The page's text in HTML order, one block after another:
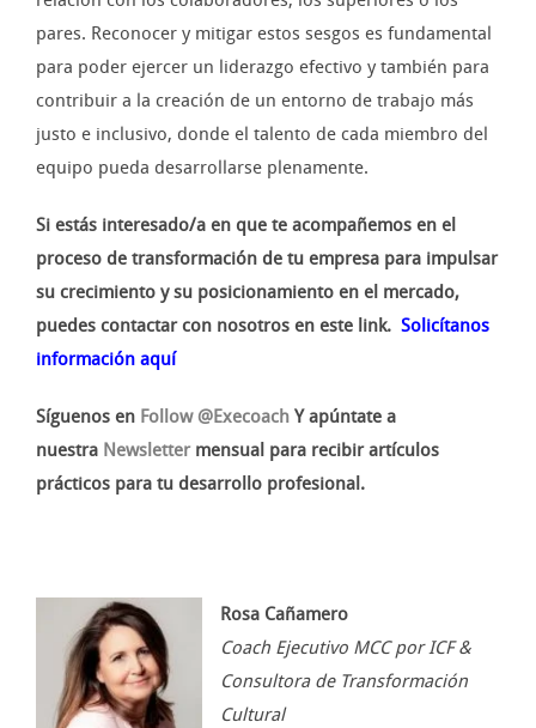
pares. Reconocer y mitigar estos sesgos es fundamental
para poder ejercer un liderazgo efectivo y también para
contribuir a la creación de un entorno de trabajo más
justo e inclusivo, donde el talento de cada miembro del
equipo pueda desarrollarse plenamente.
Si estás interesado/a en que te acompañemos en el
proceso de transformación de tu empresa para impulsar
su crecimiento y su posicionamiento en el mercado,
puedes contactar con nosotros en este link. Solicítanos
información aquí
Síguenos en Follow @Execoach Y apúntate a
nuestra Newslettermensual para recibir artículos
prácticos para tu desarrollo profesional.
Rosa Cañamero
Coach Ejecutivo MCC por ICF &
Consultora de Transformación
Cultural